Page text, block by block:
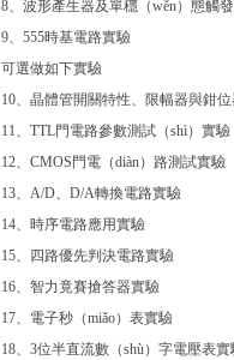
8、波形產生器及單穩（wěn）態觸
9、555時基電路實驗
可選做如下實驗
10、晶體管開關特性、限幅器與鉗
11、TTL門電路參數測試（shì）實驗
12、CMOS門電（diàn）路測試實驗
13、A/D、D/A轉換電路實驗
14、時序電路應用實驗
15、四路優先判決電路實驗
16、智力竟賽搶答器實驗
17、電子秒（miǎo）表實驗
18、3位半直流數（shù）字電壓表實